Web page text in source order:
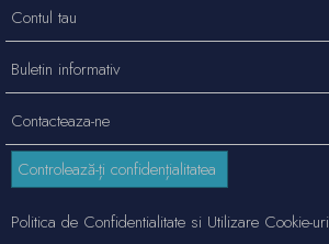
Contacteaza-ne
Contul tau
Buletin informativ
Controlează-ți confidențialitatea
Politica de Confidentialitate si Utilizare Cookie-uri